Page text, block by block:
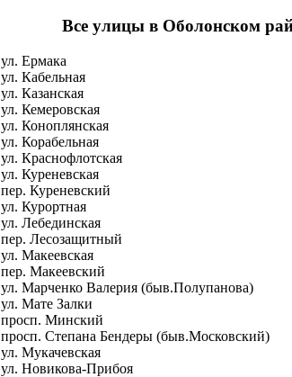
Все улицы в Оболонском
ул. Ермака
ул. Кабельная
ул. Казанская
ул. Кемеровская
ул. Коноплянская
ул. Корабельная
ул. Краснофлотская
ул. Куреневская
пер. Куреневский
ул. Курортная
ул. Лебединская
пер. Лесозащитный
ул. Макеевская
пер. Макеевский
ул. Марченко Валерия (быв.Полупанова)
ул. Мате Залки
просп. Минский
просп. Степана Бендеры (быв.Московский)
ул. Мукачевская
ул. Новикова-Прибоя